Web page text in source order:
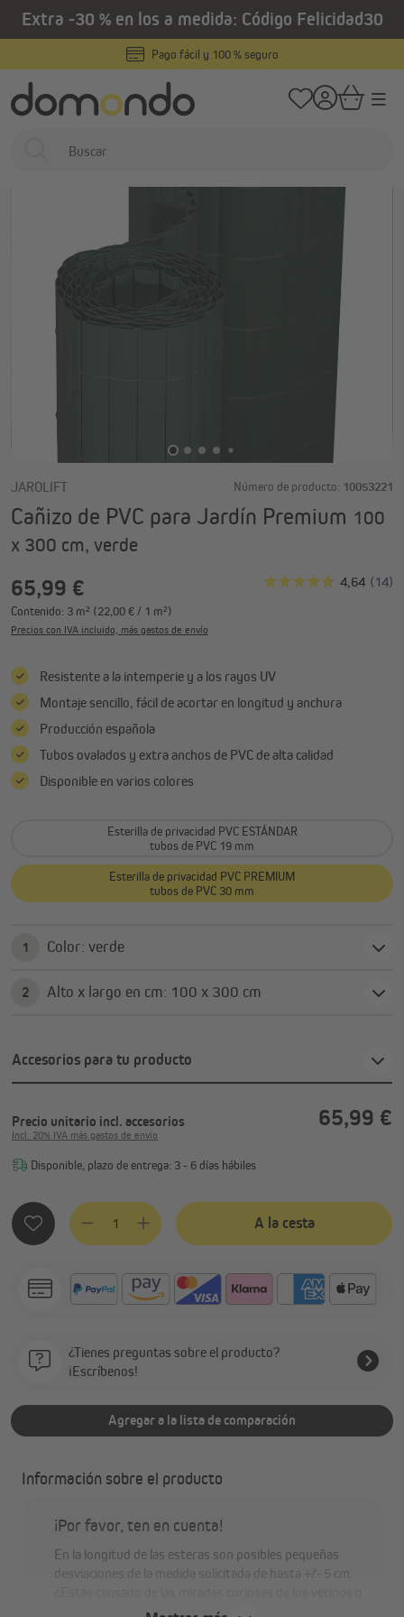
principal
Extra -30 % en los a medida: Código Felicidad30
Pago fácil y 100 % seguro
Home Estores exteriores / Pantallas de privacidad / Cañizos
JAROLIFT Número de producto: 10053221
Cañizo de PVC para Jardín Premium 100
x 300 cm, verde
65,99 €
Contenido: 3 m² (22,00 € / 1 m²)
Precios con IVA incluido, más gastos de envío
Resistente a la intemperie y a los rayos UV
Montaje sencillo, fácil de acortar en longitud y anchura
Producción española
Tubos ovalados y extra anchos de PVC de alta calidad
Disponible en varios colores
Esterilla de privacidad PVC ESTÁNDAR
tubos de PVC 19 mm
Esterilla de privacidad PVC PREMIUM
tubos de PVC 30 mm
1 Color: verde
2 Alto x largo en cm: 100 x 300 cm
Accesorios para tu producto
Precio unitario incl. accesorios 65,99 €
Incl. 20% IVA más gastos de envío
Disponible, plazo de entrega: 3 - 6 días hábiles
Cantidad del producto: introduce la cantidad deseada o
A la cesta
¿Tienes preguntas sobre el producto?
¡Escríbenos!
Agregar a la lista de comparación
Información sobre el producto
¡Por favor, ten en cuenta!
En la longitud de las esteras son posibles pequeñas
desviaciones de la medida solicitada de hasta +/- 5 cm.
transeúntes y buscas más privacidad en tus áreas de